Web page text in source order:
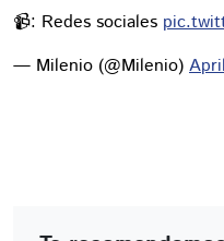
📹: Redes sociales
— Milenio (@Milenio)